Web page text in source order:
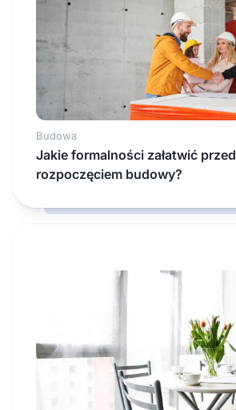
Budowa
Jakie formalności załatwić przed
rozpoczęciem budowy?